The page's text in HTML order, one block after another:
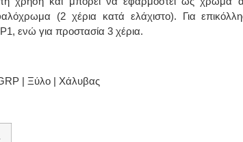
(2 χέρια κατά ελάχιστο). Για
ενώ για προστασία 3 χέρια.
| Ξύλο | Χάλυβας